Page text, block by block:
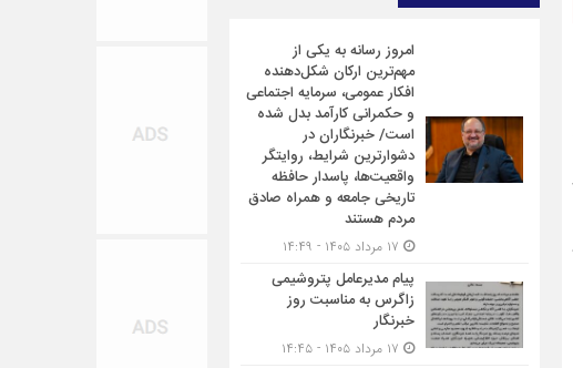
امروز رسانه به یکی از
مهم‌ترین ارکان شکل‌دهنده
افکار عمومی، سرمایه اجتماعی
و حکمرانی کارآمد بدل شده
است/ خبرنگاران در
دشوارترین شرایط، روایتگر
واقعیت‌ها، پاسدار حافظه
تاریخی جامعه و همراه صادق
مردم هستند
پیام مدیرعامل پتروشیمی
زاگرس به مناسبت روز
خبرنگار